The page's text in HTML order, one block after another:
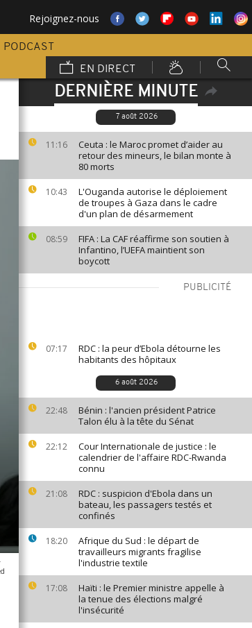
Rejoignez-nous
PODCAST
EN DIRECT
DERNIÈRE MINUTE
7 août 2026
11:16
Ceuta : le Maroc promet d’aider au
retour des mineurs, le bilan monte à
80 morts
10:43
L'Ouganda autorise le déploiement
de troupes à Gaza dans le cadre
d'un plan de désarmement
08:59
FIFA : La CAF réaffirme son soutien à
Infantino, l’UEFA maintient son
boycott
PUBLICITÉ
07:17
RDC : la peur d’Ebola détourne les
habitants des hôpitaux
6 août 2026
22:48
Bénin : l'ancien président Patrice
Talon élu à la tête du Sénat
22:12
Cour Internationale de justice : le
calendrier de l'affaire RDC-Rwanda
connu
21:08
RDC : suspicion d'Ebola dans un
bateau, les passagers testés et
confinés
18:20
Afrique du Sud : le départ de
travailleurs migrants fragilise
l'industrie textile
17:08
Haïti : le Premier ministre appelle à
la tenue des élections malgré
l'insécurité